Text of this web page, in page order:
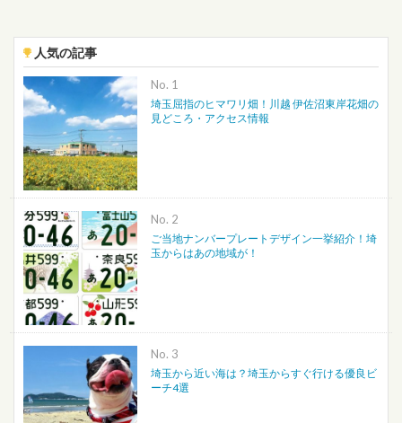
人気の記事
No.
埼玉屈指のヒマワリ畑！川越 伊佐沼東岸花畑の
見どころ・アクセス情報
No.
ご当地ナンバープレートデザイン一挙紹介！埼
玉からはあの地域が！
No.
埼玉から近い海は？埼玉からすぐ行ける優良ビ
ーチ4選